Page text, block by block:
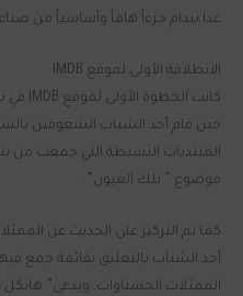
غدا نيدام جزءاً هاماُ وأساسياً من
الانطلاقة الأولى لموقع IMDB
حين قام أحد الشباب الشغوفين
المنتديات البسيطة التي جمعت من
موضوع ” تلك العيون”.
كما تم التركيز على الحديث عن
أحد الشباب بالتعليق بقائمة جمع
الممثلات الحسناوات. ويدعى”